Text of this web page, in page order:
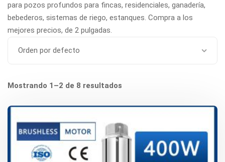
para pozos profundos para fincas, residenciales, ganadería,
bebederos, sistemas de riego, estanques. Compra a los
mejores precios, de 2 pulgadas.
Mostrando 1–2 de 8 resultados